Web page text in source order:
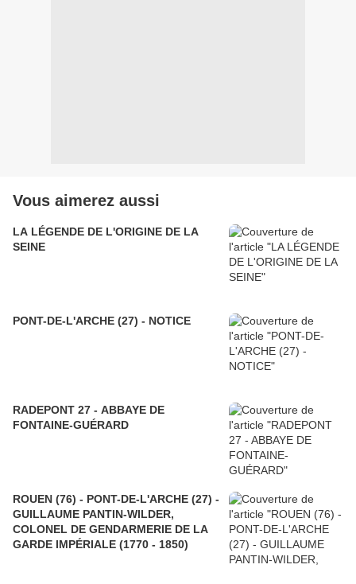
Vous aimerez aussi
LA LÉGENDE DE L'ORIGINE DE LA
SEINE
PONT-DE-L'ARCHE (27) - NOTICE
RADEPONT 27 - ABBAYE DE
FONTAINE-GUÉRARD
ROUEN (76) - PONT-DE-L'ARCHE (27) -
GUILLAUME PANTIN-WILDER,
COLONEL DE GENDARMERIE DE LA
GARDE IMPÉRIALE (1770 - 1850)